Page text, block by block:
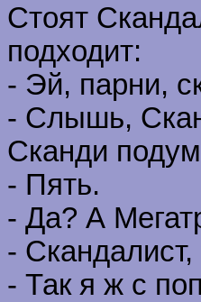
Стоят
подходит:
- Эй, парни,
- Слышь,
Сканди
- Пять.
- Да? А
-
- Так я ж с